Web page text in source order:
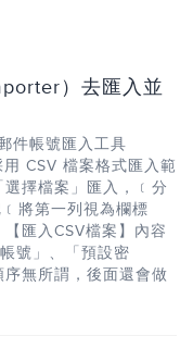
）去匯入並
件帳號匯入工具
CSV 檔案格式匯入範
擇檔案」匯入，﹝分
將第一列視為欄標
匯入CSV檔案】內容
號」、「預設密
無所謂，後面還會做